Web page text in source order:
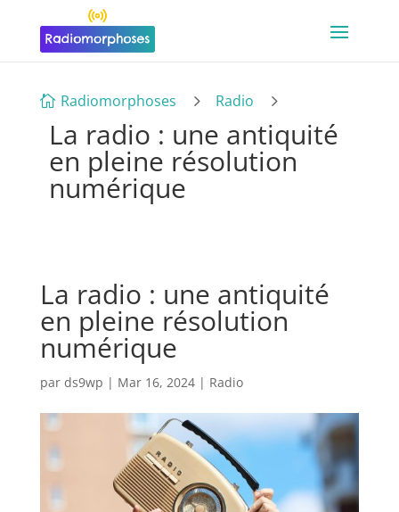
 Radiomorphoses 5 Radio 5
La radio : une antiquité
en pleine résolution
numérique
La radio : une antiquité
en pleine résolution
numérique
par ds9wp | Mar 16, 2024| Radio